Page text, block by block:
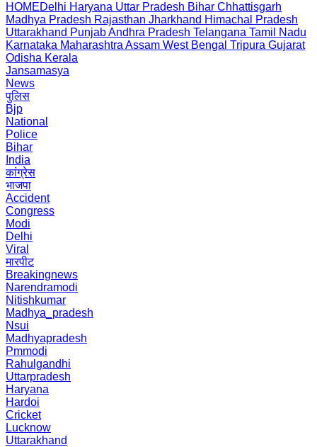
HOMEDelhi Haryana Uttar Pradesh Bihar Chhattisgarh
Madhya Pradesh Rajasthan Jharkhand Himachal Pradesh
Uttarakhand PunjabAndhra Pradesh Telangana Tamil Nadu
Karnataka Maharashtra Assam West Bengal Tripura Gujarat
Odisha Kerala
Jansamasya
News
पुलिस
Bjp
National
Police
Bihar
India
कांग्रेस
भाजपा
Accident
Congress
Modi
Delhi
Viral
मारपीट
Breakingnews
Narendramodi
Nitishkumar
Madhya_pradesh
Nsui
Madhyapradesh
Pmmodi
Rahulgandhi
Uttarpradesh
Haryana
Hardoi
Cricket
Lucknow
Uttarakhand